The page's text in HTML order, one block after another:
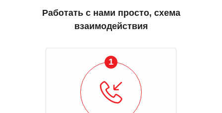
Работать с нами просто, схема
взаимодействия
1